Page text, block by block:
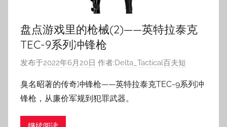
盘点游戏里的枪械(2)——英特拉泰克
TEC-9系列冲锋枪
发布于2022年6月20日 作者:Delta_Tactical百夫短
臭名昭著的传奇冲锋枪——英特拉泰克TEC-9系列冲
锋枪，从廉价军规到犯罪武器。